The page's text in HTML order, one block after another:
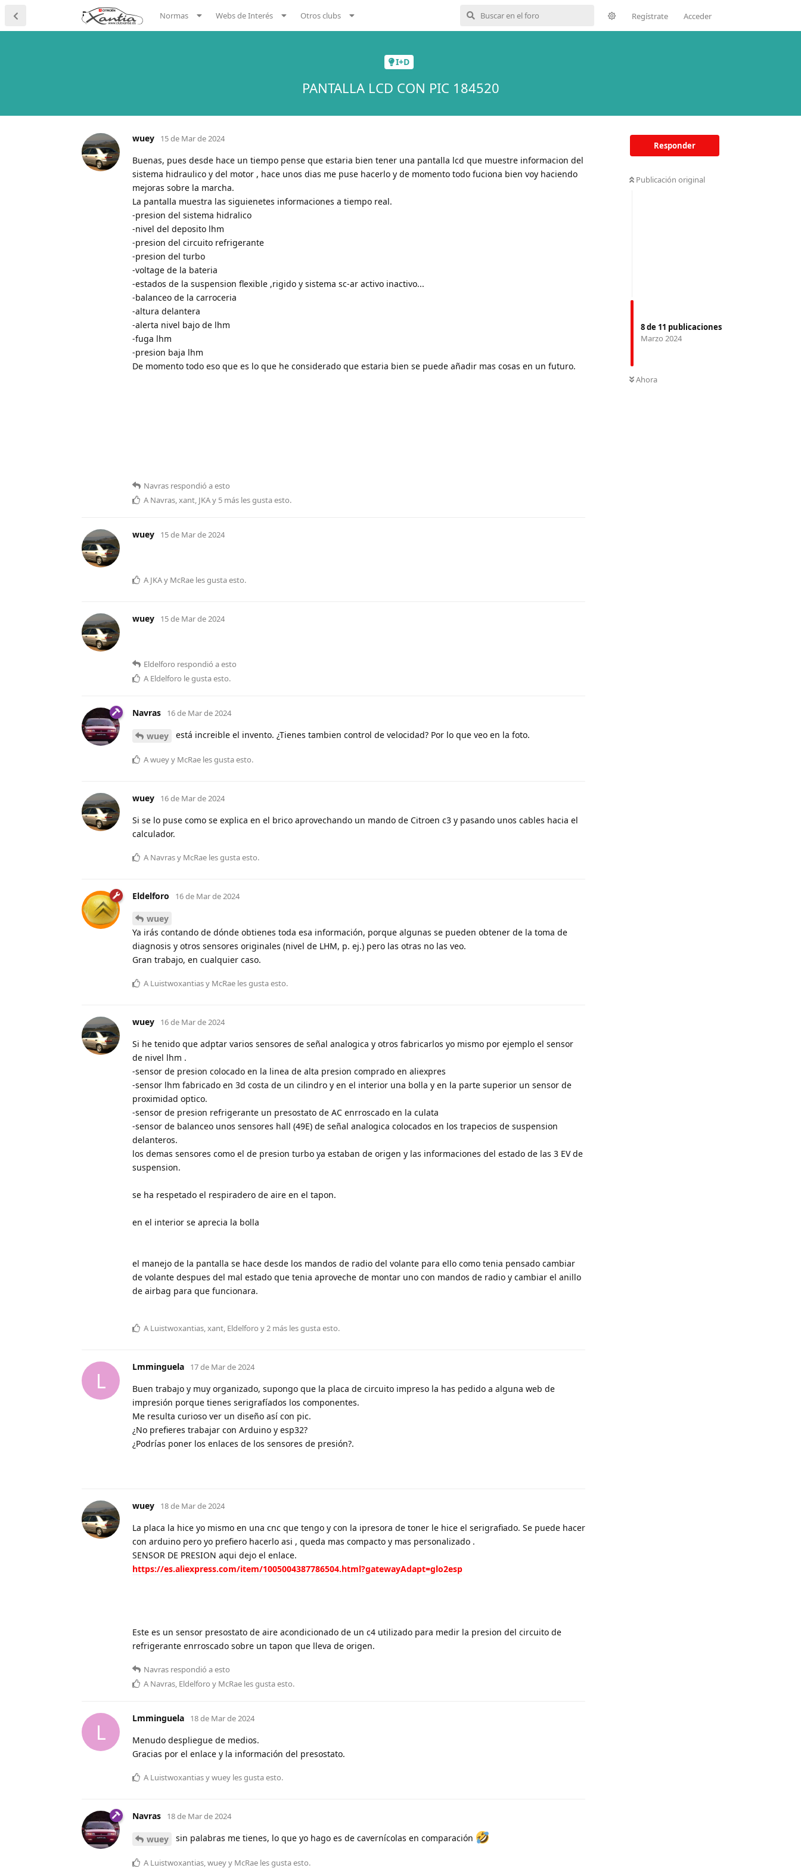
Normas Webs de Interés Otros clubs Regístrate Acceder
I+D
PANTALLA LCD CON PIC 184520
Responder
Publicación original
8de 11 publicaciones
Marzo 2024
Ahora
wuey 15 de Mar de 2024
Buenas, pues desde hace un tiempo pense que estaria bien tener una pantalla lcd que muestre informacion del
sistema hidraulico y del motor , hace unos dias me puse hacerlo y de momento todo fuciona bien voy haciendo
mejoras sobre la marcha.
La pantalla muestra las siguienetes informaciones a tiempo real.
-presion del sistema hidralico
-nivel del deposito lhm
-presion del circuito refrigerante
-presion del turbo
-voltage de la bateria
-estados de la suspension flexible ,rigido y sistema sc-ar activo inactivo...
-balanceo de la carroceria
-altura delantera
-alerta nivel bajo de lhm
-fuga lhm
-presion baja lhm
De momento todo eso que es lo que he considerado que estaria bien se puede añadir mas cosas en un futuro.
Navras respondió a esto
A Navras,xant, JKAy 5 más les gusta esto.
wuey 15 de Mar de 2024
A JKAy McRae les gusta esto.
wuey 15 de Mar de 2024
Eldelforo respondió a esto
A Eldelforo le gusta esto.
Navras 16 de Mar de 2024
wuey está increible el invento. ¿Tienes tambien control de velocidad? Por lo que veo en la foto.
Awueyy McRae les gusta esto.
wuey 16 de Mar de 2024
Si se lo puse como se explica en el brico aprovechando un mando de Citroen c3 y pasando unos cables hacia el
calculador.
A Navrasy McRae les gusta esto.
Eldelforo 16 de Mar de 2024
wuey
Ya irás contando de dónde obtienes toda esa información, porque algunas se pueden obtener de la toma de
diagnosis y otros sensores originales (nivel de LHM, p. ej.) pero las otras no las veo.
Gran trabajo, en cualquier caso.
A Luistwoxantiasy McRae les gusta esto.
wuey 16 de Mar de 2024
Si he tenido que adptar varios sensores de señal analogica y otros fabricarlos yo mismo por ejemplo el sensor
de nivel lhm .
-sensor de presion colocado en la linea de alta presion comprado en aliexpres
-sensor lhm fabricado en 3d costa de un cilindro y en el interior una bolla y en la parte superior un sensor de
proximidad optico.
-sensor de presion refrigerante un presostato de AC enrroscado en la culata
-sensor de balanceo unos sensores hall (49E) de señal analogica colocados en los trapecios de suspension
delanteros.
los demas sensores como el de presion turbo ya estaban de origen y las informaciones del estado de las 3 EV de
suspension.
se ha respetado el respiradero de aire en el tapon.
en el interior se aprecia la bolla
el manejo de la pantalla se hace desde los mandos de radio del volante para ello como tenia pensado cambiar
de volante despues del mal estado que tenia aproveche de montar uno con mandos de radio y cambiar el anillo
de airbag para que funcionara.
A Luistwoxantias,xant, Eldelforo y2 más les gusta esto.
L
Lmminguela 17 de Mar de 2024
Buen trabajo y muy organizado, supongo que la placa de circuito impreso la has pedido a alguna web de
impresión porque tienes serigrafíados los componentes.
Me resulta curioso ver un diseño así con pic.
¿No prefieres trabajar con Arduino y esp32?
¿Podrías poner los enlaces de los sensores de presión?.
wuey 18 de Mar de 2024
La placa la hice yo mismo en una cnc que tengo y con la ipresora de toner le hice el serigrafiado. Se puede hacer
con arduino pero yo prefiero hacerlo asi , queda mas compacto y mas personalizado .
SENSOR DE PRESION aqui dejo el enlace.
https://es.aliexpress.com/item/1005004387786504.html?gatewayAdapt=glo2esp
Este es un sensor presostato de aire acondicionado de un c4 utilizado para medir la presion del circuito de
refrigerante enrroscado sobre un tapon que lleva de origen.
Navras respondió a esto
A Navras, Eldelforo y McRae les gusta esto.
L
Lmminguela 18 de Mar de 2024
Menudo despliegue de medios.
Gracias por el enlace y la información del presostato.
A Luistwoxantiasywuey les gusta esto.
Navras 18 de Mar de 2024
wuey sin palabras me tienes, lo que yo hago es de cavernícolas en comparación
A Luistwoxantias,wueyy McRae les gusta esto.